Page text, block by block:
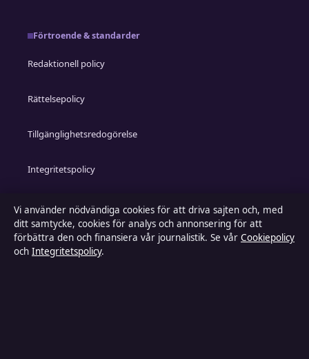
Förtroende & standarder
Redaktionell policy
Rättelsepolicy
Tillgänglighetsredogörelse
Integritetspolicy
Kändisar & integritet
Vi använder nödvändiga cookies för att driva sajten och, med
ditt samtycke, cookies för analys och annonsering för att
förbättra den och finansiera vår journalistik. Se vår Cookiepolicy
och Integritetspolicy.